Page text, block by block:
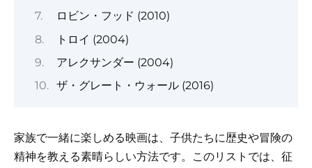
ロビン・フッド (2010)
トロイ (2004)
アレクサンダー (2004)
ザ・グレート・ウォール (2016)
家族で一緒に楽しめる映画は、子供たちに歴史や冒険の
精神を教える素晴らしい方法です。このリストでは、征